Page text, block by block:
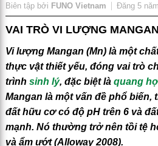
Biên tập bởi FUNO Vietnam Đăng 5
VAI TRÒ VI LƯỢNG MANGAN
Vi lượng Mangan (Mn) là một
thực vật thiết yếu, đóng vai trò
trình sinh lý, đặc biệt là quang
Mangan là một vấn đề phổ biến,
đất hữu cơ có độ pH trên 6 và
mạnh. Nó thường trở nên tồi tệ
và ẩm ướt (Alloway 2008).